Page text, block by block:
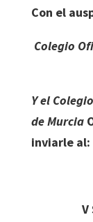
Con el
Colegio
Y el
de Murcia
inviarle al:
V